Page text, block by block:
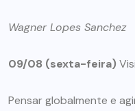
Wagner Lopes Sanchez
09/08 (sexta-feira)
Pensar globalmente e